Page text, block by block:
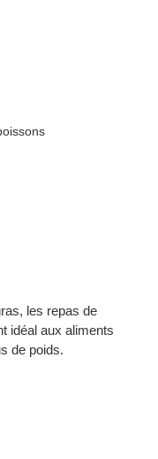
les repas de
idéal aux aliments
de poids.